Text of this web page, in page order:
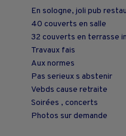
En sologne, joli pub
40 couverts en salle
32 couverts en terrasse
Travaux fais
Aux normes
Pas serieux s abstenir
Vebds cause retraite
Soirées , concerts
Photos sur demande